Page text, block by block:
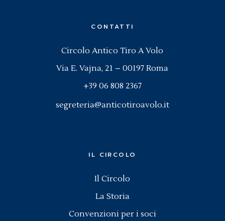
CONTATTI
Circolo Antico Tiro A Volo
Via E. Vajna, 21 – 00197 Roma
+39 06 808 2367
segreteria@anticotiroavolo.it
IL CIRCOLO
Il Circolo
La Storia
Convenzioni per i soci